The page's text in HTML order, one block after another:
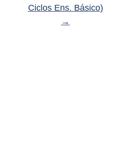
Ciclos Ens. Básico)
→